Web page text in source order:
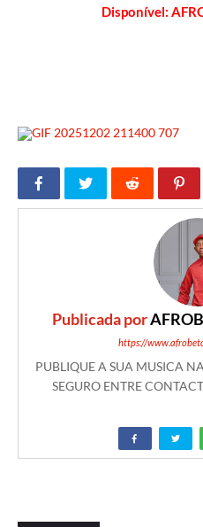
Disponível:
Publicada por
https://
PUBLIQUE A SUA MUSICA
SEGURO ENTRE